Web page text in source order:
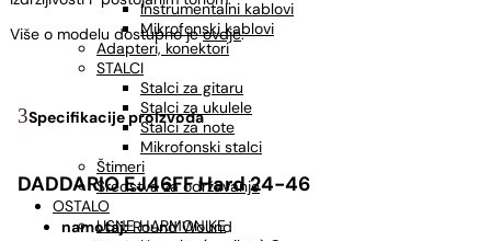
Instrumentalni kablovi
Mikrofonski kablovi
Adapteri, konektori
STALCI
Stalci za gitaru
Stalci za ukulele
Stalci za note
Mikrofonski stalci
Štimeri
Sredstva za održavanje
OSTALO
USNE HARMONIKE
Više o modelu dostupno jeovdje.
Specifikacije proizvoda
DADDARIO EJ46FF Hard 24-46
namotaj:Round Wound